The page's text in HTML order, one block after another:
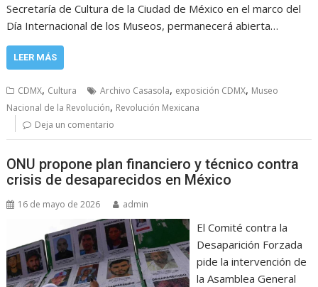
Secretaría de Cultura de la Ciudad de México en el marco del
Día Internacional de los Museos, permanecerá abierta…
LEER MÁS
CDMX, Cultura Archivo Casasola, exposición CDMX, Museo
Nacional de la Revolución, Revolución Mexicana
Deja un comentario
ONU propone plan financiero y técnico contra
crisis de desaparecidos en México
16 de mayo de 2026 admin
El Comité contra la
Desaparición Forzada
pide la intervención de
la Asamblea General